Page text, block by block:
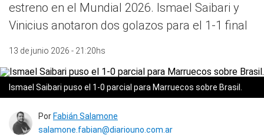
estreno en el Mundial 2026. Ismael Saibari y
Vinicius anotaron dos golazos para el 1-1 final
13 de junio 2026 - 21:20hs
Ismael Saibari puso el 1-0 parcial para Marruecos sobre Brasil.
Por Fabián Salamone
salamone.fabian@diariouno.com.ar